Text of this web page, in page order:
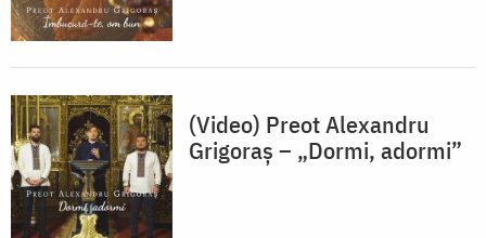
(Video) Preot Alexandru
Grigoraș – „Dormi, adormi”